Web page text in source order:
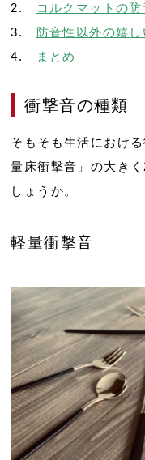
2.
コルクマットの防
3.
防音性以外の嬉
4.
まとめ
衝撃音の種類
そもそも生活におけ
量床衝撃音」の大き
しょうか。
軽量衝撃音